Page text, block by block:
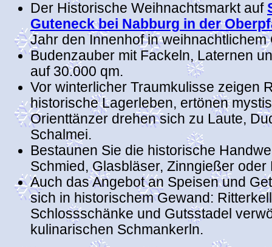
Der Historische Weihnachtsmarkt auf
Guteneck bei Nabburg in der
Jahr den Innenhof in weihnachtlichem
Budenzauber mit Fackeln, Laternen
auf 30.000 qm.
Vor winterlicher Traumkulisse zeigen
historische Lagerleben, ertönen
Orienttänzer drehen sich zu Laute,
Schalmei.
Bestaunen Sie die historische
Schmied, Glasbläser, Zinngießer oder
Auch das Angebot an Speisen und
sich in historischem Gewand:
Schlossschänke und Gutsstadel
kulinarischen Schmankerln.